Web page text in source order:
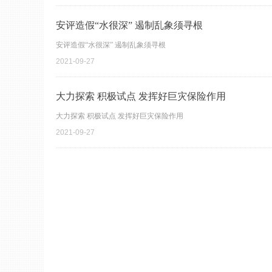
安评造假“水很深” 遏制乱象须寻根
安评造假“水很深” 遏制乱象须寻根
2021-09-27
大力探索 积极试点 发挥好巨灾保险作用
大力探索 积极试点 发挥好巨灾保险作用
2021-09-27